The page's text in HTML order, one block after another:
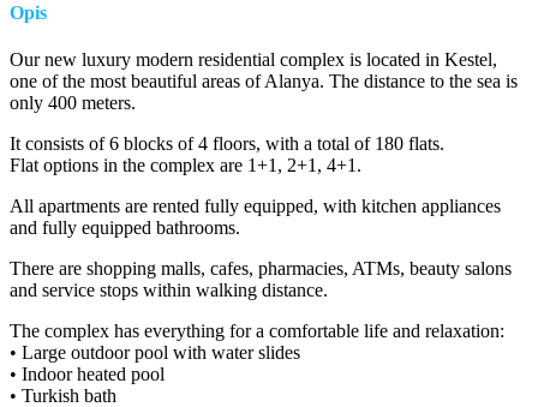
Opis
Our new luxury modern residential complex is located in Kestel,
one of the most beautiful areas of Alanya. The distance to the sea is
only 400 meters.
It consists of 6 blocks of 4 floors, with a total of 180 flats.
Flat options in the complex are 1+1, 2+1, 4+1.
All apartments are rented fully equipped, with kitchen appliances
and fully equipped bathrooms.
There are shopping malls, cafes, pharmacies, ATMs, beauty salons
and service stops within walking distance.
The complex has everything for a comfortable life and relaxation:
• Large outdoor pool with water slides
• Indoor heated pool
• Turkish bath